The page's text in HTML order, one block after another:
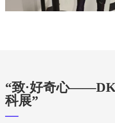
“致·好奇心
科展”
—